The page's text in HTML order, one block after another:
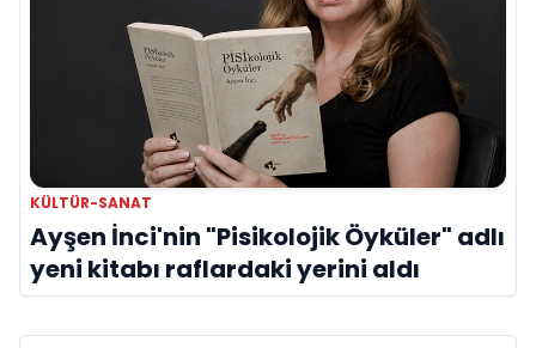
KÜLTÜR-SANAT
Ayşen İnci'nin "Pisikolojik Öyküler" adlı
yeni kitabı raflardaki yerini aldı